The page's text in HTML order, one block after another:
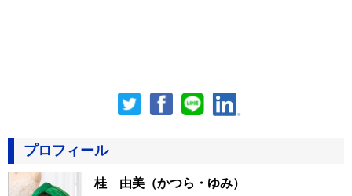
プロフィール
桂 由美 （かつら・ゆみ）